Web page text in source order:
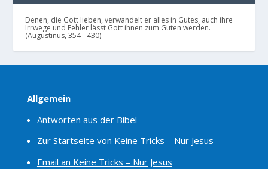
Denen, die Gott lieben, verwandelt er alles in Gutes, auch ihre
Irrwege und Fehler lässt Gott ihnen zum Guten werden.
(Augustinus, 354 - 430)
Allgemein
Antworten aus der Bibel
Zur Startseite von Keine Tricks – Nur Jesus
Email an Keine Tricks – Nur Jesus